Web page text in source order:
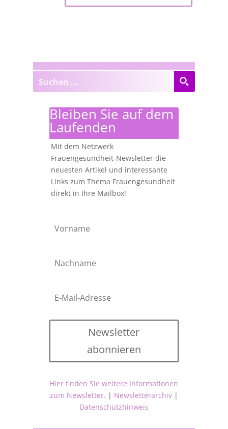
Bleiben Sie auf dem
Laufenden
Mit dem Netzwerk
Frauengesundheit-Newsletter die
neuesten Artikel und interessante
Links zum Thema Frauengesundheit
direkt in Ihre Mailbox!
Newsletter
abonnieren
Hier finden Sie weitere Informationen
zum Newsletter. | Newsletterarchiv|
Datenschutzhinweis